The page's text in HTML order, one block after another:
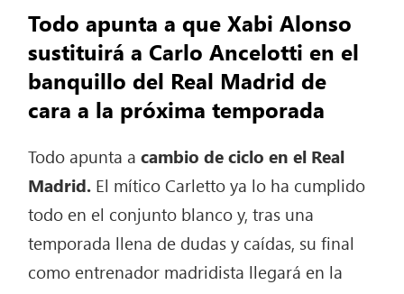
Todo apunta a que Xabi Alonso
sustituirá a Carlo Ancelotti en el
banquillo del Real Madrid de
cara a la próxima temporada
Todo apunta a cambio de ciclo en el Real
Madrid. El mítico Carletto ya lo ha cumplido
todo en el conjunto blanco y, tras una
temporada llena de dudas y caídas, su final
como entrenador madridista llegará en la